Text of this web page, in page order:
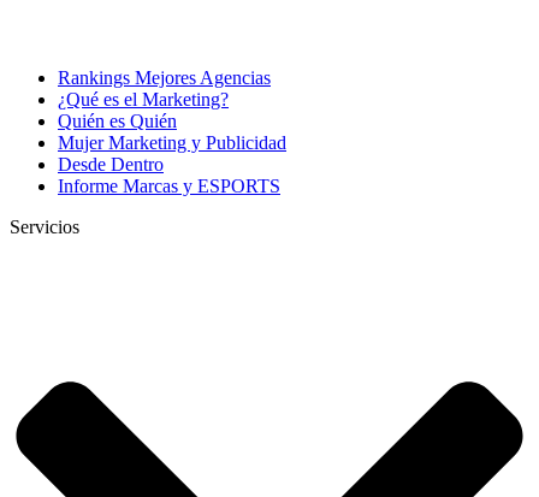
Rankings Mejores Agencias
¿Qué es el Marketing?
Quién es Quién
Mujer Marketing y Publicidad
Desde Dentro
Informe Marcas y ESPORTS
Servicios